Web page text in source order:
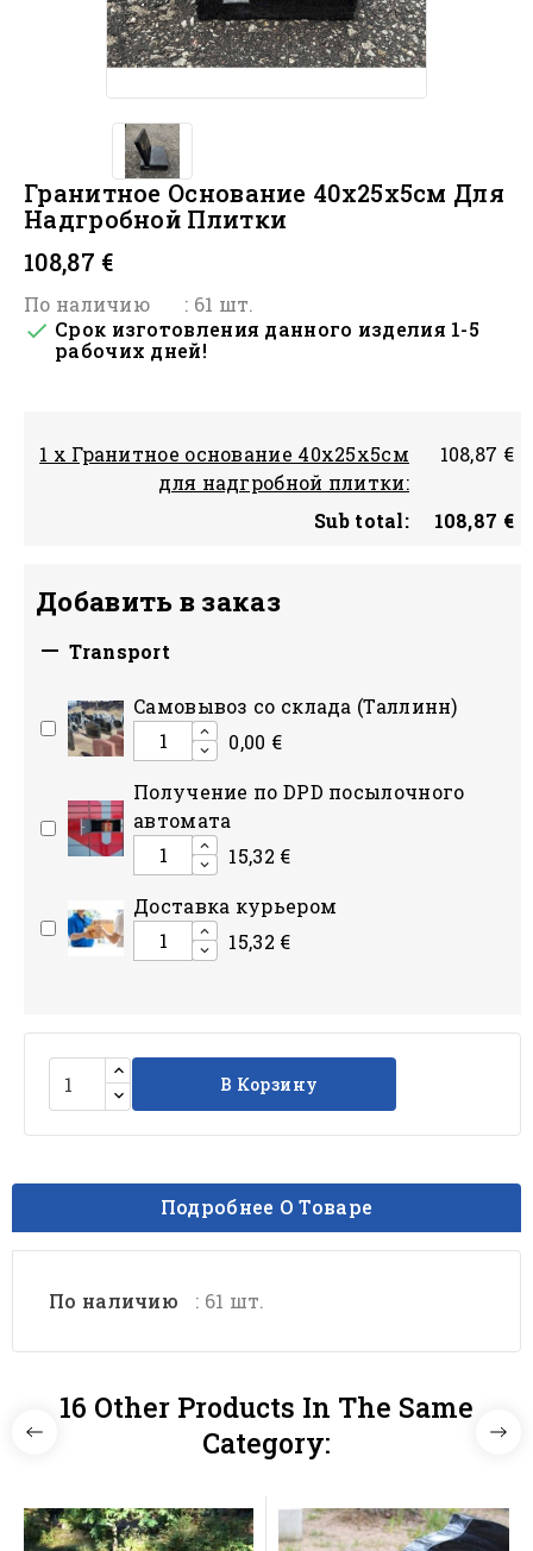
Гранитное Основание 40х25х5см Для
Надгробной Плитки
108,87 €
По наличию : 61 шт.
 Срок изготовления данного изделия 1-5
рабочих дней!
1 x Гранитное основание 40х25х5см
для надгробной плитки:
108,87 €
Sub total: 108,87 €
Добавить в заказ
 Transport
Cамовывоз со склада (Таллинн)
0,00 €
Получение по DPD посылочного
автомата
15,32 €
Доставка курьером
15,32 €
В Корзину
Подробнее О Товаре
По наличию : 61 шт.
16 Other Products In The Same
Category: